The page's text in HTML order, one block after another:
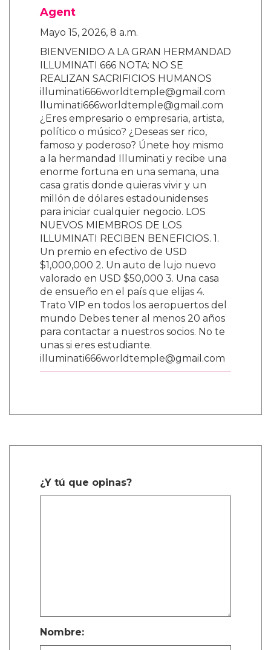
Agent
Mayo 15, 2026, 8 a.m.
BIENVENIDO A LA GRAN HERMANDAD
ILLUMINATI 666 NOTA: NO SE
REALIZAN SACRIFICIOS HUMANOS
illuminati666worldtemple@gmail.com
lluminati666worldtemple@gmail.com
¿Eres empresario o empresaria, artista,
político o músico? ¿Deseas ser rico,
famoso y poderoso? Únete hoy mismo
a la hermandad Illuminati y recibe una
enorme fortuna en una semana, una
casa gratis donde quieras vivir y un
millón de dólares estadounidenses
para iniciar cualquier negocio. LOS
NUEVOS MIEMBROS DE LOS
ILLUMINATI RECIBEN BENEFICIOS. 1.
Un premio en efectivo de USD
$1,000,000 2. Un auto de lujo nuevo
valorado en USD $50,000 3. Una casa
de ensueño en el país que elijas 4.
Trato VIP en todos los aeropuertos del
mundo Debes tener al menos 20 años
para contactar a nuestros socios. No te
unas si eres estudiante.
illuminati666worldtemple@gmail.com
¿Y tú que opinas?
Nombre: